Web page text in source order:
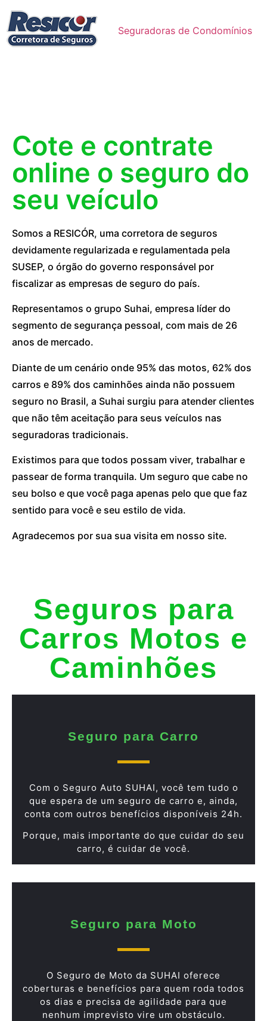
Seguradoras de Condomínios
Cote e contrate
online o seguro do
seu veículo
Somos a RESICÓR, uma corretora de seguros
devidamente regularizada e regulamentada pela
SUSEP, o órgão do governo responsável por
fiscalizar as empresas de seguro do país.
Representamos o grupo Suhai, empresa líder do
segmento de segurança pessoal, com mais de 26
anos de mercado.
Diante de um cenário onde 95% das motos, 62% dos
carros e 89% dos caminhões ainda não possuem
seguro no Brasil, a Suhai surgiu para atender clientes
que não têm aceitação para seus veículos nas
seguradoras tradicionais.
Existimos para que todos possam viver, trabalhar e
passear de forma tranquila. Um seguro que cabe no
seu bolso e que você paga apenas pelo que que faz
sentido para você e seu estilo de vida.
Agradecemos por sua sua visita em nosso site.
Seguros para
Carros Motos e
Caminhões
Seguro para Carro
Com o Seguro Auto SUHAI, você tem tudo o
que espera de um seguro de carro e, ainda,
conta com outros benefícios disponíveis 24h.
Porque, mais importante do que cuidar do seu
carro, é cuidar de você.
Seguro para Moto
O Seguro de Moto da SUHAI oferece
coberturas e benefícios para quem roda todos
os dias e precisa de agilidade para que
nenhum imprevisto vire um obstáculo.